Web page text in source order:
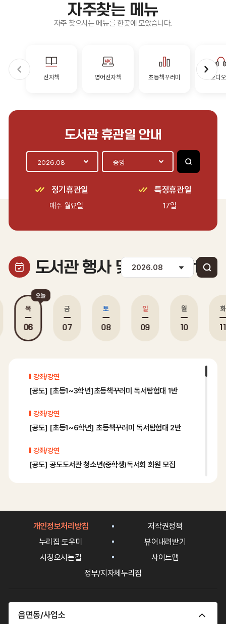
자주찾는 메뉴
자주 찾으시는 메뉴를 한곳에 모았습니다.
전자책 영어전자책 초등책꾸러미 오디
도서관 휴관일 안내
정기휴관일
매주 월요일
특정휴관일
17일
도서관 행사 및 휴관일 안내
목
06
금
07
토
08
일
09
월
10
화
일정 있음행사일정 있음행사일정 있음행사일정 있음행사일정 있음행사일정 있
06
강좌/강연
[공도] [초등1~3학년]초등책꾸러미 독서탐험대 1반
강좌/강연
[공도] [초등1~6학년] 초등책꾸러미 독서탐험대 2반
강좌/강연
[공도] 공도도서관 청소년(중학생)독서회 회원 모집
강좌/강연
강좌/강연
개인정보처리방침
저작권정책
누리집 도우미
뷰어내려받기
시청오시는길
사이트맵
정부/지자체누리집
읍면동/사업소